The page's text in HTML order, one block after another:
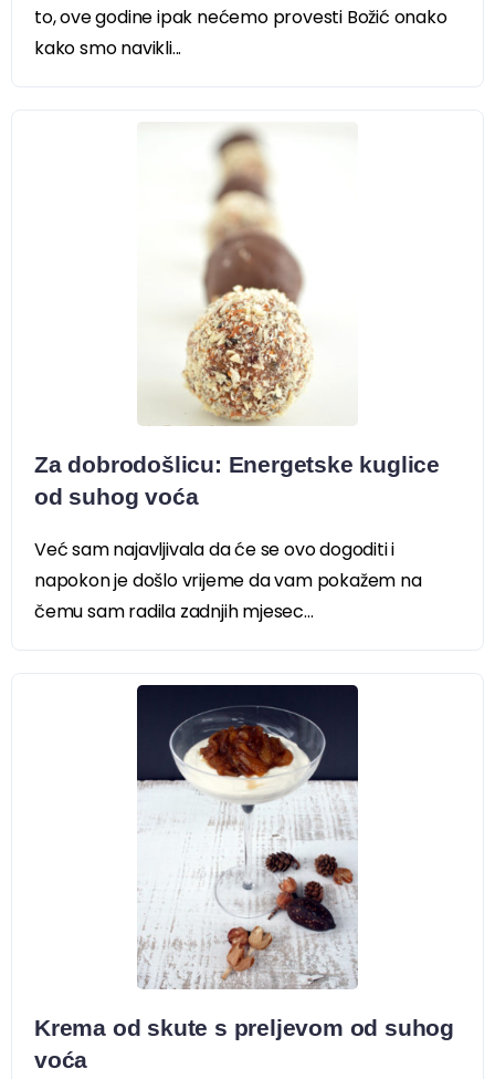
to, ove godine ipak nećemo provesti Božić onako
kako smo navikli...
Za dobrodošlicu: Energetske kuglice
od suhog voća
Već sam najavljivala da će se ovo dogoditi i
napokon je došlo vrijeme da vam pokažem na
čemu sam radila zadnjih mjesec...
Krema od skute s preljevom od suhog
voća